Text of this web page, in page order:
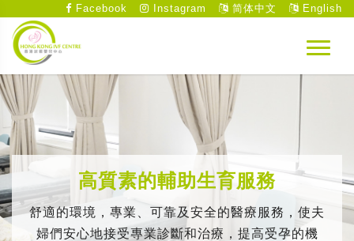
Facebook Instagram 简体中文 English
高質素的輔助生育服務
舒適的環境，專業、可靠及安全的醫療服務，使夫
婦們安心地接受專業診斷和治療，提高受孕的機